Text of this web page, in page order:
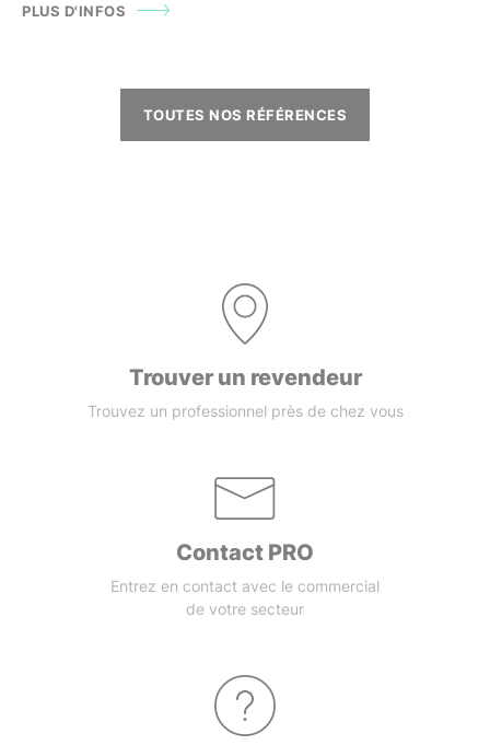
PLUS D'INFOS
TOUTES NOS RÉFÉRENCES
Trouver un revendeur
Trouvez un professionnel près de chez vous
Contact PRO
Entrez en contact avec le commercial
de votre secteur